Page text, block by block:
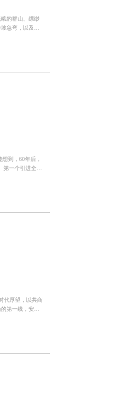
的群山、缥缈
急弯，以及多
到，60年后，
一个引进全承
代厚望，以共商
第一线，安凯